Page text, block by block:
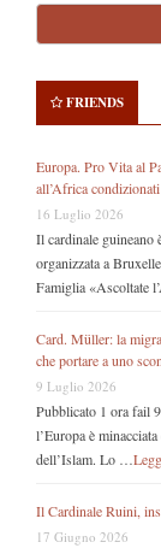
FRIENDS
Europa. Pro Vita al
all’Africa
16 Luglio 2026
Il cardinale guineano
organizzata a
Famiglia «Ascoltate
Card. Müller: la
che portare a uno
9 Luglio 2026
Pubblicato 1 ora fail
l’Europa è
dell’Islam. Lo …
Il Cardinale Ruini,
17 Giugno 2026